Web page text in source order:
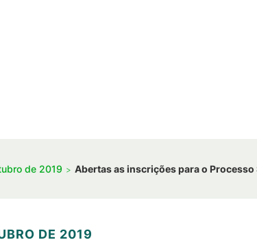
de 2019 Abertas as inscrições para o Processo
DE 2019